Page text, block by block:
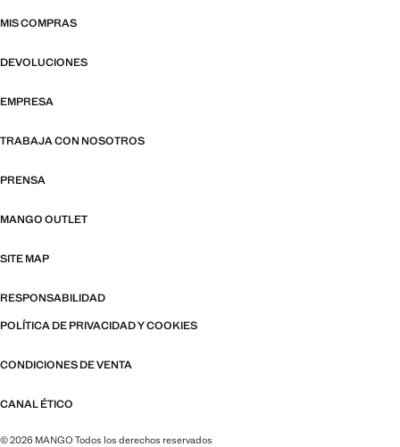
MIS COMPRAS
DEVOLUCIONES
EMPRESA
TRABAJA CON NOSOTROS
PRENSA
MANGO OUTLET
SITE MAP
RESPONSABILIDAD
POLÍTICA DE PRIVACIDAD Y COOKIES
CONDICIONES DE VENTA
CANAL ÉTICO
© 2026 MANGO Todos los derechos reservados